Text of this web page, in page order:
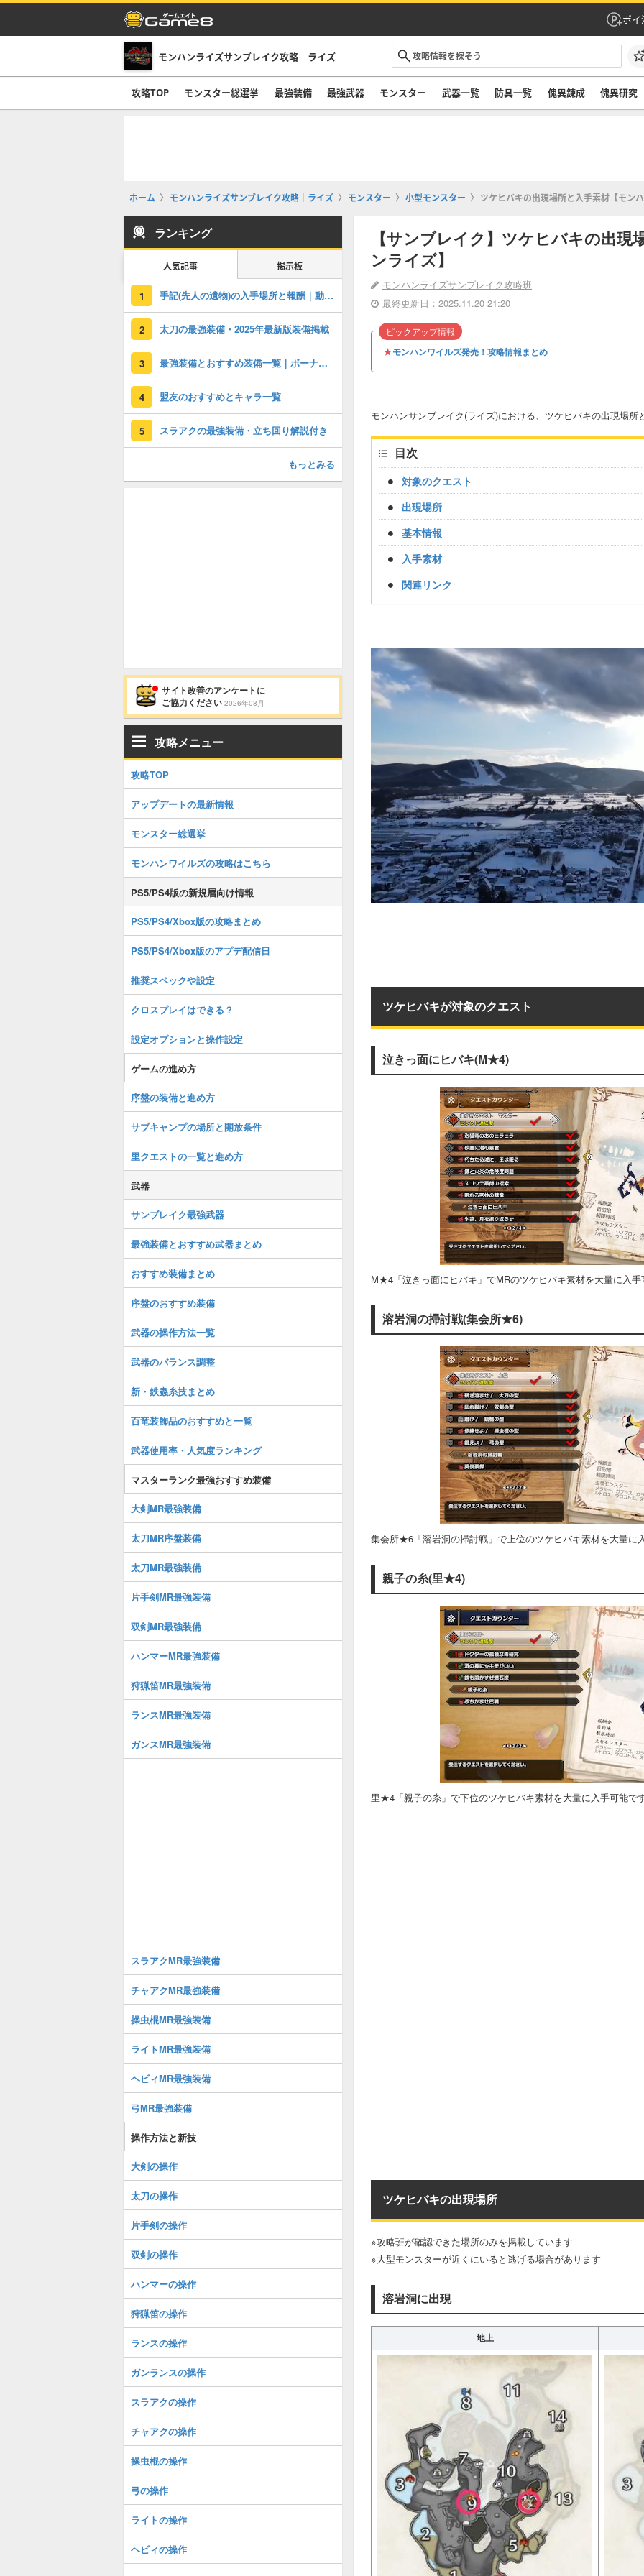
ポイ
モンハンライズサンブレイク攻略｜ライズ
攻略TOP モンスター総選挙 最強装備 最強武器 モンスター 武器一覧 防具一覧 傀異錬成 傀異研究
ホーム モンハンライズサンブレイク攻略｜ライズ モンスター 小型モンスター ツケヒバキの出現場所と入手素材【モン
【サンブレイク】ツケヒバキの出現
ンライズ】
モンハンライズサンブレイク攻略班
最終更新日：2025.11.20 21:20
★モンハンワイルズ発売！攻略情報まとめ
ピックアップ情報
モンハンサンブレイク(ライズ)における、ツケヒバキの出現場所
目次
対象のクエスト
出現場所
基本情報
入手素材
関連リンク
ツケヒバキが対象のクエスト
泣きっ面にヒバキ(M★4)
M★4「泣きっ面にヒバキ」でMRのツケヒバキ素材を大量に入手
溶岩洞の掃討戦(集会所★6)
集会所★6「溶岩洞の掃討戦」で上位のツケヒバキ素材を大量に
親子の糸(里★4)
里★4「親子の糸」で下位のツケヒバキ素材を大量に入手可能で
ツケヒバキの出現場所
※攻略班が確認できた場所のみを掲載しています
※大型モンスターが近くにいると逃げる場合があります
溶岩洞に出現
地上
ランキング
人気記事 掲示板
1 手記(先人の遺物)の入手場所と報酬｜動画付き
2 太刀の最強装備・2025年最新版装備掲載
3 最強装備とおすすめ装備一覧｜ボーナスアプデ装備
4 盟友のおすすめとキャラ一覧
5 スラアクの最強装備・立ち回り解説付き
もっとみる
サイト改善のアンケートに
ご協力ください 2026年08月
攻略メニュー
攻略TOP
アップデートの最新情報
モンスター総選挙
モンハンワイルズの攻略はこちら
PS5/PS4版の新規層向け情報
PS5/PS4/Xbox版の攻略まとめ
PS5/PS4/Xbox版のアプデ配信日
推奨スペックや設定
クロスプレイはできる？
設定オプションと操作設定
ゲームの進め方
序盤の装備と進め方
サブキャンプの場所と開放条件
里クエストの一覧と進め方
武器
サンブレイク最強武器
最強装備とおすすめ武器まとめ
おすすめ装備まとめ
序盤のおすすめ装備
武器の操作方法一覧
武器のバランス調整
新・鉄蟲糸技まとめ
百竜装飾品のおすすめと一覧
武器使用率・人気度ランキング
マスターランク最強おすすめ装備
大剣MR最強装備
太刀MR序盤装備
太刀MR最強装備
片手剣MR最強装備
双剣MR最強装備
ハンマーMR最強装備
狩猟笛MR最強装備
ランスMR最強装備
ガンスMR最強装備
スラアクMR最強装備
チャアクMR最強装備
操虫棍MR最強装備
ライトMR最強装備
ヘビィMR最強装備
弓MR最強装備
操作方法と新技
大剣の操作
太刀の操作
片手剣の操作
双剣の操作
ハンマーの操作
狩猟笛の操作
ランスの操作
ガンランスの操作
スラアクの操作
チャアクの操作
操虫棍の操作
弓の操作
ライトの操作
ヘビィの操作